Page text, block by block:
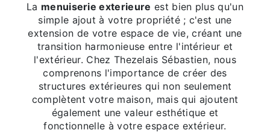
La menuiserie exterieure est bien plus qu'un
simple ajout à votre propriété ; c'est une
extension de votre espace de vie, créant une
transition harmonieuse entre l'intérieur et
l'extérieur. Chez Thezelais Sébastien, nous
comprenons l'importance de créer des
structures extérieures qui non seulement
complètent votre maison, mais qui ajoutent
également une valeur esthétique et
fonctionnelle à votre espace extérieur.